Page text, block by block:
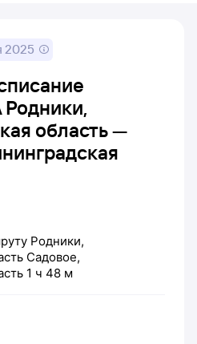
2025
Родники,
область —
Родники,
Садовое,
1 ч 48 м